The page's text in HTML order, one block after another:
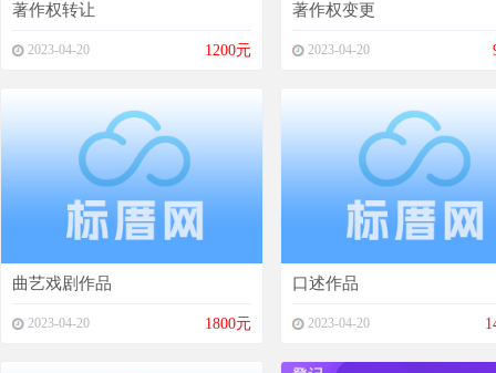
著作权转让
2023-04-20 1200元
著作权变更
2023-04-20
曲艺戏剧作品
2023-04-20 1800元
口述作品
2023-04-20